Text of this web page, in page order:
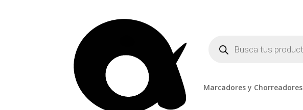
search
Marcadores y Chorreadores